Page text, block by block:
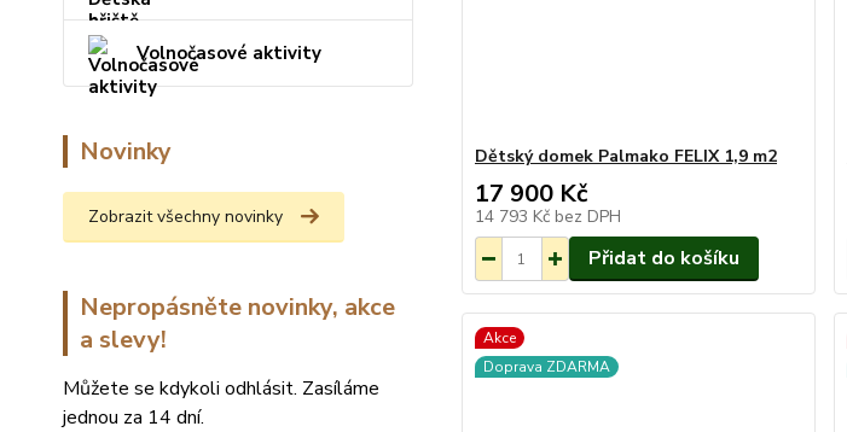
Volnočasové aktivity
Novinky
Zobrazit všechny novinky
Nepropásněte novinky, akce
a slevy!
Můžete se kdykoli odhlásit. Zasíláme
jednou za 14 dní.
Dětský domek Palmako FELIX 1,9 m2
17 900 Kč
14 793 Kč bez DPH
Přidat do košíku
Akce
Doprava ZDARMA